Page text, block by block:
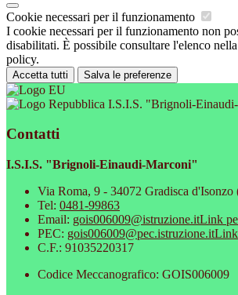
Cookie necessari per il funzionamento
I cookie necessari per il funzionamento non
disabilitati. È possibile consultare l'elenco
policy.
Accetta tutti Salva le preferenze
I.S.I.S. "Brignoli-
Contatti
I.S.I.S. "Brignoli-Einaudi-Marconi"
Via Roma, 9 - 34072 Gradisca d'Isonzo
Tel: 0481-99863
Email: gois006009@istruzione.itLink
PEC: gois006009@pec.istruzione.itLink
C.F.: 91035220317
Codice Meccanografico: GOIS006009